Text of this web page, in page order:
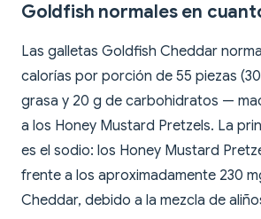
Goldfish normales en
Las galletas Goldfish Cheddar
calorías por porción de 55 piezas
grasa y 20 g de carbohidratos —
a los Honey Mustard Pretzels. La
es el sodio: los Honey Mustard
frente a los aproximadamente 230
Cheddar, debido a la mezcla de